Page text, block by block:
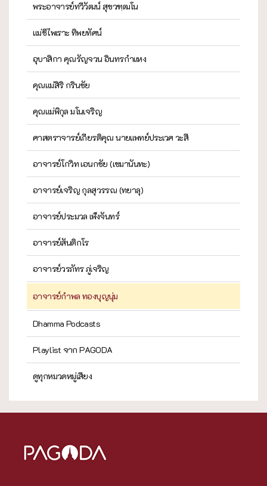
พระอาจารย์ทวีวัฒน์ สุขวฑฺฒโน
แม่ชีไพเราะ ทิพยทัศน์
อุบาสิกา คุณรัญจวน อินทรกำแหง
คุณแม่สิริ กรินชัย
คุณแม่พิกุล มโนเจริญ
ศาสตราจารย์เกียรติคุณ นายแพทย์ประเวศ วะสี
อาจารย์โกวิท เอนกชัย (เขมานันทะ)
อาจารย์เจริญ กุลสุวรรณ (ทยาลุ)
อาจารย์ประมวล เพ็งจันทร์
อาจารย์สันติกโร
อาจารย์วรภัทร ภู่เจริญ
อาจารย์กำพล ทองบุญนุ่ม
Dhamma Podcasts
Playlist จาก PAGODA
ดูทุกหมวดหมู่เสียง